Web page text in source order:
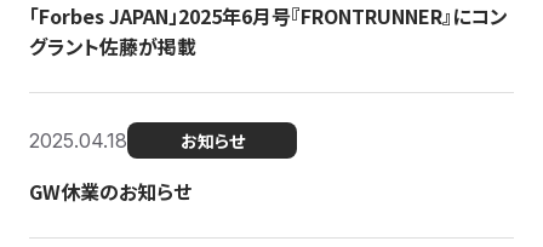
「Forbes JAPAN」2025年6月号『FRONTRUNNER』にコン
グラント佐藤が掲載
2025.04.18 お知らせ
GW休業のお知らせ